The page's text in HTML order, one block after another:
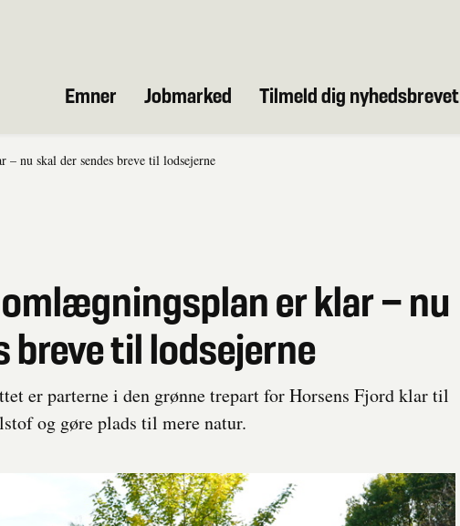
Emner Jobmarked Tilmeld dig nyhedsbrevet
nu skal der sendes breve til lodsejerne
er klar – nu
breve til lodsejerne
er parterne i den grønne trepart for Horsens Fjord klar til
og gøre plads til mere natur.